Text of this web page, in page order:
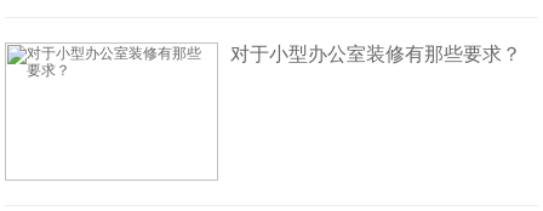
对于小型办公室装修有那些要求？